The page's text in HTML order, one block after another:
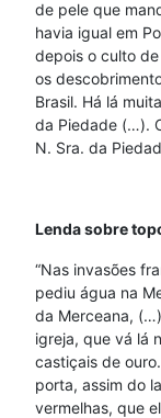
de pele que
havia igual em
depois o culto
os
Brasil. Há lá
da Piedade (…).
N. Sra. da
Lenda sobre
“Nas invasões
pediu água na
da Merceana,
igreja, que vá lá
castiçais de
porta, assim do
vermelhas, que